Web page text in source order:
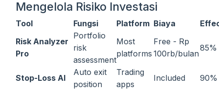
Mengelola Risiko Investasi
Tool Fungsi Platform Biaya
Risk Analyzer
Pro
Portfolio
risk
assessment
Most
platforms
Free - Rp
100rb/bulan
85%
Stop-Loss AI
Auto exit
position
Trading
apps
Included 90%